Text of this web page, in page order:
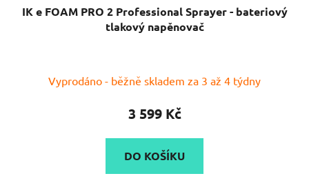
IK e FOAM PRO 2 Professional Sprayer - bateriový
tlakový napěnovač
Vyprodáno - běžně skladem za 3 až 4 týdny
3 599 Kč
DO KOŠÍKU